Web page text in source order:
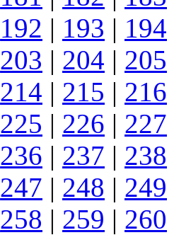
192 | 193 | 194
203 | 204 | 205
214 | 215 | 216
225 | 226 | 227
236 | 237 | 238
247 | 248 | 249
258 | 259 | 260